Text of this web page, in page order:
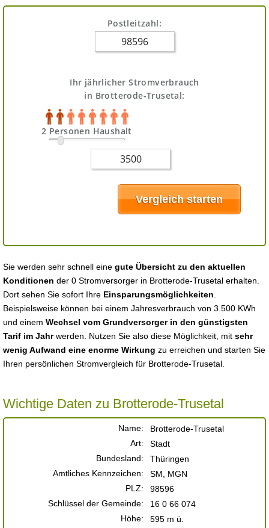
Postleitzahl:
Ihr jährlicher Stromverbrauch
in Brotterode-Trusetal:
2 Personen Haushalt
Sie werden sehr schnell eine gute Übersicht zu den aktuellen
Konditionen der 0 Stromversorger in Brotterode-Trusetal erhalten.
Dort sehen Sie sofort Ihre Einsparungsmöglichkeiten
Beispielsweise können bei einem Jahresverbrauch von 3.500 KWh
und einem Wechsel vom Grundversorger in den günstigsten
Tarif im Jahrwerden. Nutzen Sie also diese Möglichkeit, mit sehr
wenig Aufwand eine enorme Wirkung zu erreichen und starten Sie
Ihren persönlichen Stromvergleich für Brotterode-Trusetal.
Wichtige Daten zu Brotterode-Trusetal
Name:
Brotterode-Trusetal
Art:
Stadt
Bundesland:
Thüringen
Amtliches Kennzeichen:
SM, MGN
PLZ:
98596
Schlüssel der Gemeinde:
16 0 66 074
Höhe:
595 m ü.